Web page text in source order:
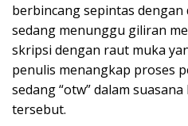
berbincang sepintas dengan
sedang menunggu giliran
skripsi dengan raut muka
penulis menangkap proses
sedang “otw” dalam
tersebut.